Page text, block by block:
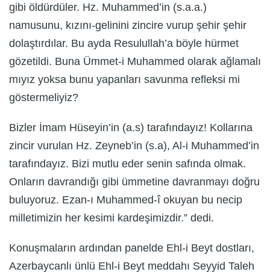
gibi öldürdüler. Hz. Muhammed’in (s.a.a.)
namusunu, kızını-gelinini zincire vurup şehir şehir
dolaştırdılar. Bu ayda Resulullah’a böyle hürmet
gözetildi. Buna Ümmet-i Muhammed olarak ağlamalı
mıyız yoksa bunu yapanları savunma refleksi mi
göstermeliyiz?
Bizler İmam Hüseyin’in (a.s) tarafındayız! Kollarına
zincir vurulan Hz. Zeyneb’in (s.a), Al-i Muhammed’in
tarafındayız. Bizi mutlu eder senin safında olmak.
Onların davrandığı gibi ümmetine davranmayı doğru
buluyoruz. Ezan-ı Muhammed-î okuyan bu necip
milletimizin her kesimi kardeşimizdir.” dedi.
Konuşmaların ardından panelde Ehl-i Beyt dostları,
Azerbaycanlı ünlü Ehl-i Beyt meddahı Seyyid Taleh